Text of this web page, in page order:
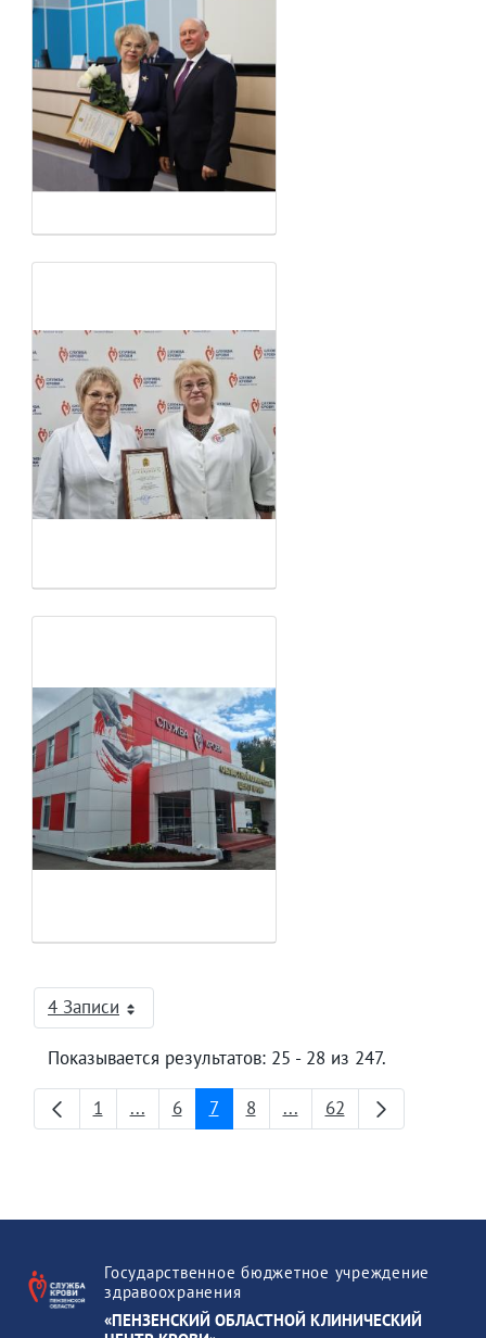
4 ЗаписиНа страницу
Показывается результатов: 25 - 28 из 247.
Страница
1 ...Промежуточные страницы
Страница
6 Страница
7 Страница
8 ...Промежуточные
Страница
62
Государственное бюджетное учреждение
здравоохранения
«ПЕНЗЕНСКИЙ ОБЛАСТНОЙ КЛИНИЧЕСКИЙ